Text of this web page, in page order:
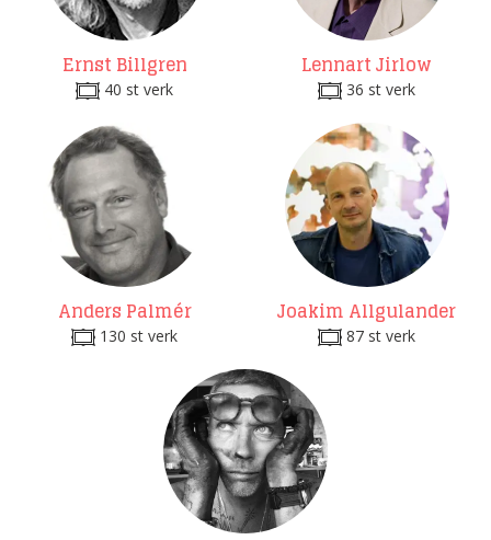
Ernst Billgren
40 st verk
Lennart Jirlow
36 st verk
Anders Palmér
130 st verk
Joakim Allgulander
87 st verk